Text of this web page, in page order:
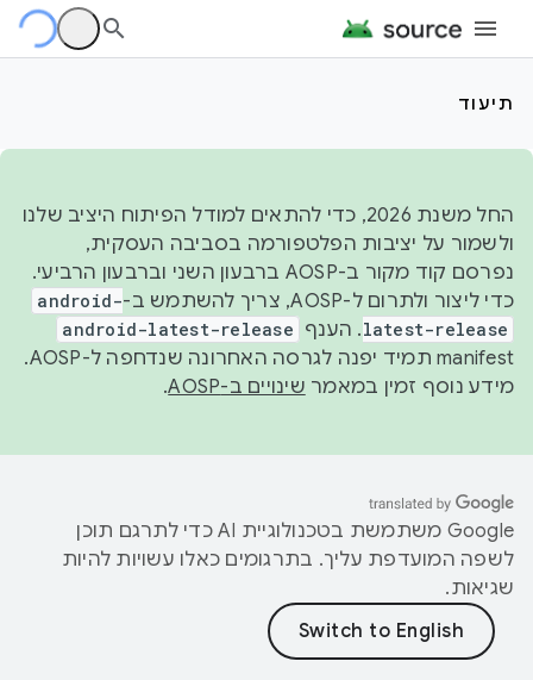
תיעוד
החל משנת 2026, כדי להתאים למודל הפיתוח היציב שלנו
ולשמור על יציבות הפלטפורמה בסביבה העסקית,
נפרסם קוד מקור ב-AOSP ברבעון השני וברבעון הרביעי.
כדי ליצור ולתרום ל-AOSP, צריך להשתמש ב-
android-
latest-release. הענף android-latest-release
manifest תמיד יפנה לגרסה האחרונה שנדחפה ל-AOSP.
מידע נוסף זמין במאמר שינויים ב-AOSP .
‫Google משתמשת בטכנולוגיית AI כדי לתרגם תוכן
לשפה המועדפת עליך. בתרגומים כאלו עשויות להיות
שגיאות.